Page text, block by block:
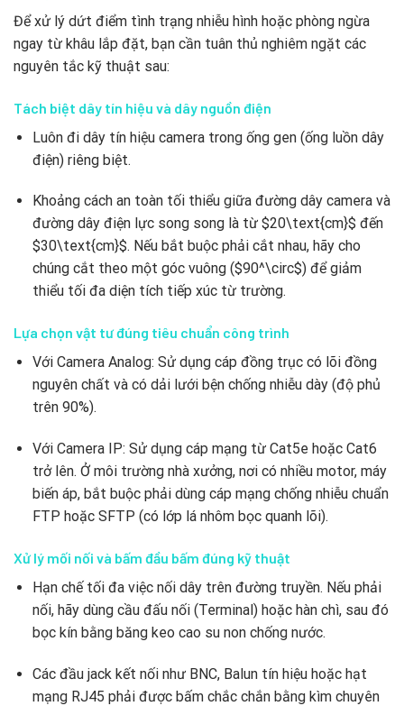
Để xử lý dứt điểm tình trạng nhiễu hình hoặc phòng ngừa
ngay từ khâu lắp đặt, bạn cần tuân thủ nghiêm ngặt các
nguyên tắc kỹ thuật sau:
Tách biệt dây tín hiệu và dây nguồn điện
Luôn đi dây tín hiệu camera trong ống gen (ống luồn dây
điện) riêng biệt.
Khoảng cách an toàn tối thiểu giữa đường dây camera và
đường dây điện lực song song là từ $20\text{cm}$ đến
$30\text{cm}$. Nếu bắt buộc phải cắt nhau, hãy cho
chúng cắt theo một góc vuông ($90^\circ$) để giảm
thiểu tối đa diện tích tiếp xúc từ trường.
Lựa chọn vật tư đúng tiêu chuẩn công trình
Với Camera Analog: Sử dụng cáp đồng trục có lõi đồng
nguyên chất và có dải lưới bện chống nhiễu dày (độ phủ
trên 90%).
Với Camera IP: Sử dụng cáp mạng từ Cat5e hoặc Cat6
trở lên. Ở môi trường nhà xưởng, nơi có nhiều motor, máy
biến áp, bắt buộc phải dùng cáp mạng chống nhiễu chuẩn
FTP hoặc SFTP (có lớp lá nhôm bọc quanh lõi).
Xử lý mối nối và bấm đầu bấm đúng kỹ thuật
Hạn chế tối đa việc nối dây trên đường truyền. Nếu phải
nối, hãy dùng cầu đấu nối (Terminal) hoặc hàn chì, sau đó
bọc kín bằng băng keo cao su non chống nước.
Các đầu jack kết nối như BNC, Balun tín hiệu hoặc hạt
mạng RJ45 phải được bấm chắc chắn bằng kìm chuyên